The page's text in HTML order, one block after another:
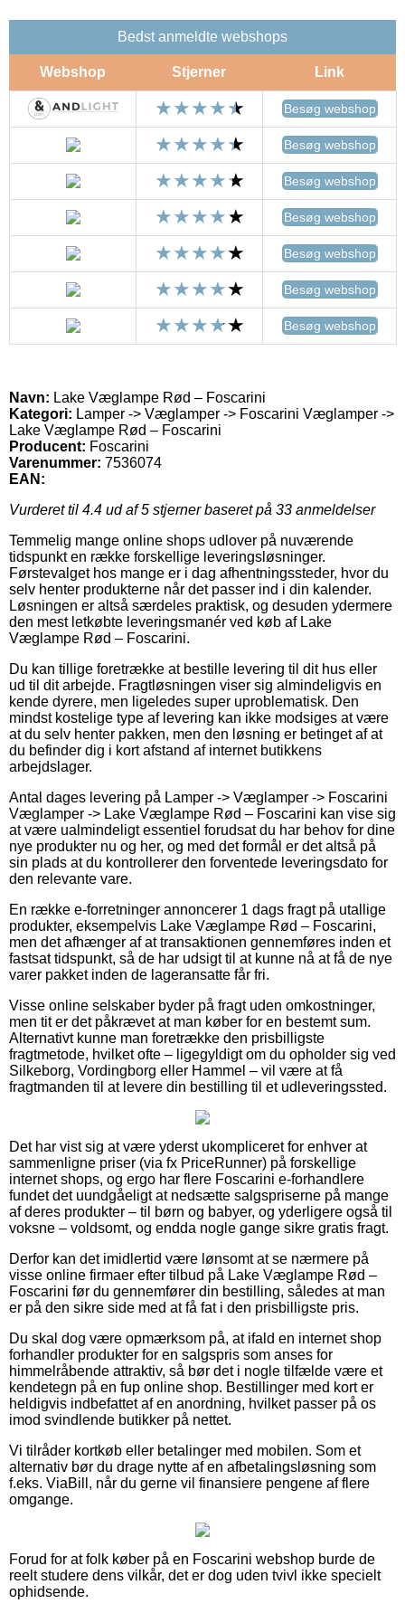
Bedst anmeldte webshops
Webshop Stjerner Link
Besøg webshop
Besøg webshop
Besøg webshop
Besøg webshop
Besøg webshop
Besøg webshop
Besøg webshop
Navn: Lake Væglampe Rød – Foscarini
Kategori: Lamper -> Væglamper -> Foscarini Væglamper ->
Lake Væglampe Rød – Foscarini
Producent: Foscarini
Varenummer: 7536074
EAN:
Vurderet til 4.4 ud af 5 stjerner baseret på 33 anmeldelser
Temmelig mange online shops udlover på nuværende
tidspunkt en række forskellige leveringsløsninger.
Førstevalget hos mange er i dag afhentningssteder, hvor du
selv henter produkterne når det passer ind i din kalender.
Løsningen er altså særdeles praktisk, og desuden ydermere
den mest letkøbte leveringsmanér ved køb af Lake
Væglampe Rød – Foscarini.
Du kan tillige foretrække at bestille levering til dit hus eller
ud til dit arbejde. Fragtløsningen viser sig almindeligvis en
kende dyrere, men ligeledes super uproblematisk. Den
mindst kostelige type af levering kan ikke modsiges at være
at du selv henter pakken, men den løsning er betinget af at
du befinder dig i kort afstand af internet butikkens
arbejdslager.
Antal dages levering på Lamper -> Væglamper -> Foscarini
Væglamper -> Lake Væglampe Rød – Foscarini kan vise sig
at være ualmindeligt essentiel forudsat du har behov for dine
nye produkter nu og her, og med det formål er det altså på
sin plads at du kontrollerer den forventede leveringsdato for
den relevante vare.
En række e-forretninger annoncerer 1 dags fragt på utallige
produkter, eksempelvis Lake Væglampe Rød – Foscarini,
men det afhænger af at transaktionen gennemføres inden et
fastsat tidspunkt, så de har udsigt til at kunne nå at få de nye
varer pakket inden de lageransatte får fri.
Visse online selskaber byder på fragt uden omkostninger,
men tit er det påkrævet at man køber for en bestemt sum.
Alternativt kunne man foretrække den prisbilligste
fragtmetode, hvilket ofte – ligegyldigt om du opholder sig ved
Silkeborg, Vordingborg eller Hammel – vil være at få
fragtmanden til at levere din bestilling til et udleveringssted.
Det har vist sig at være yderst ukompliceret for enhver at
sammenligne priser (via fx PriceRunner) på forskellige
internet shops, og ergo har flere Foscarini e-forhandlere
fundet det uundgåeligt at nedsætte salgspriserne på mange
af deres produkter – til børn og babyer, og yderligere også til
voksne – voldsomt, og endda nogle gange sikre gratis fragt.
Derfor kan det imidlertid være lønsomt at se nærmere på
visse online firmaer efter tilbud på Lake Væglampe Rød –
Foscarini før du gennemfører din bestilling, således at man
er på den sikre side med at få fat i den prisbilligste pris.
Du skal dog være opmærksom på, at ifald en internet shop
forhandler produkter for en salgspris som anses for
himmelråbende attraktiv, så bør det i nogle tilfælde være et
kendetegn på en fup online shop. Bestillinger med kort er
heldigvis indbefattet af en anordning, hvilket passer på os
imod svindlende butikker på nettet.
Vi tilråder kortkøb eller betalinger med mobilen. Som et
alternativ bør du drage nytte af en afbetalingsløsning som
f.eks. ViaBill, når du gerne vil finansiere pengene af flere
omgange.
Forud for at folk køber på en Foscarini webshop burde de
reelt studere dens vilkår, det er dog uden tvivl ikke specielt
ophidsende.